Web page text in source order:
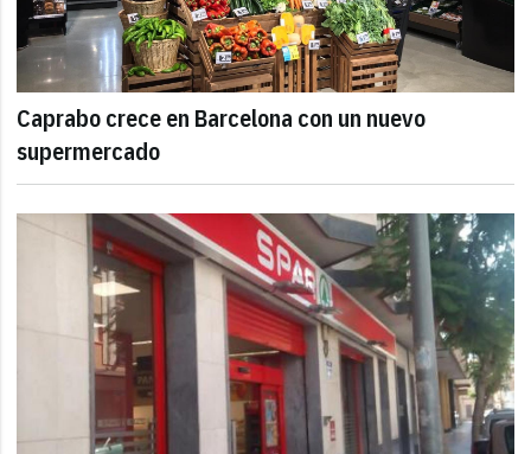
Caprabo crece en Barcelona con un nuevo
supermercado